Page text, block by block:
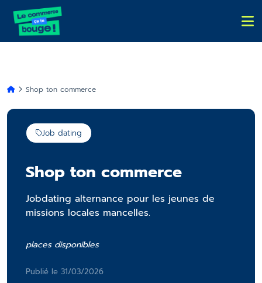
Shop ton commerce
Job dating
Shop ton commerce
Jobdating alternance pour les jeunes de
missions locales mancelles.
places disponibles
Publié le 31/03/2026